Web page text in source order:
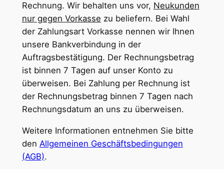
Rechnung. Wir behalten uns vor, Neukunden
nur gegen Vorkasse zu beliefern. Bei Wahl
der Zahlungsart Vorkasse nennen wir Ihnen
unsere Bankverbindung in der
Auftragsbestätigung. Der Rechnungsbetrag
ist binnen 7 Tagen auf unser Konto zu
überweisen. Bei Zahlung per Rechnung ist
der Rechnungsbetrag binnen 7 Tagen nach
Rechnungsdatum an uns zu überweisen.
Weitere Informationen entnehmen Sie bitte
den Allgemeinen Geschäftsbedingungen
(AGB).